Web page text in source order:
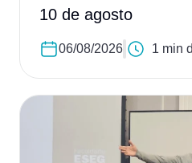
10 de agosto
06/08/2026 1 min